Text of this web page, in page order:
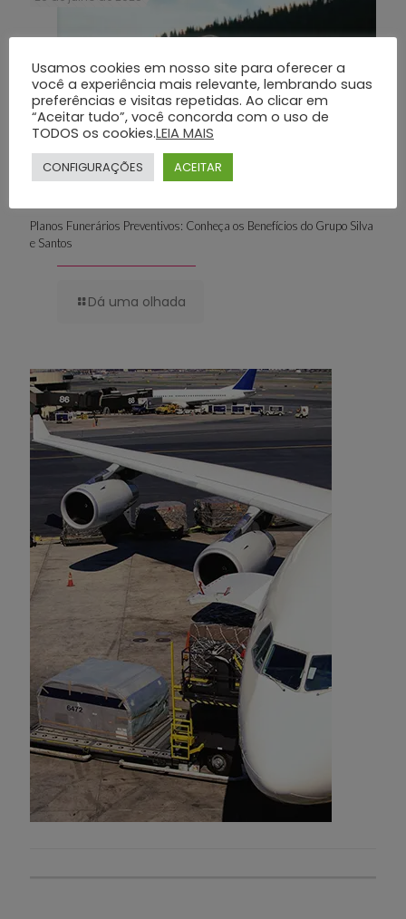
Planos Funerários Preventivos: Conheça os Benefícios do Grupo Silva
e Santos
Dá uma olhada
Usamos cookies em nosso site para oferecer a
você a experiência mais relevante, lembrando suas
preferências e visitas repetidas. Ao clicar em
“Aceitar tudo”, você concorda com o uso de
TODOS os cookies.LEIA MAIS
CONFIGURAÇÕES ACEITAR